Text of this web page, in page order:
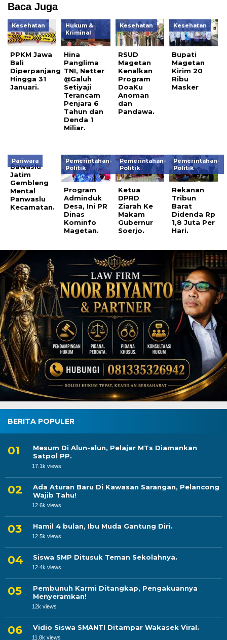
Baca Juga
Kesehatan
PPKM Jawa
Bali
Diperpanjang
Hingga 31
Januari.
Hukum &
Kriminal
Hina
Panglima
TNI, Netter
@Galuh
Setiyaji
Terancam
Penjara 6
Tahun dan
Denda 1
Miliar.
Kesehatan
RSUD
Magetan
Kenalkan
Program
DoaKu
Anoman
dan
Pandawa.
Kesehatan
Bupati
Magetan
Kirim 20
Ribu
Masker
Pariwara
Bawaslu
Jatim
Gembleng
Mental
Panwaslu
Kecamatan.
Pemerintahan-
Politik
Program
Adminduk
Desa, Ini PR
Dinas
Kominfo
Magetan.
Pemerintahan-
Politik
Ketua
DPRD
Ziarah Ke
Makam
Gubernur
Soerjo.
Pemerintahan-
Politik
Rekanan
Tribun
Barat
Didenda Rp
1,8 Juta Per
Hari.
BERITA POPULER
Mesum Di Alun-alun, Pelajar MTs Diamankan
Satpol PP.
17.1k views
Ada Aturan Baru Di Kawasan Sarangan, Pelancong
Wajib Tahu!
12.6k views
Hamil 4 bulan, Ibu Muda Gantung Diri.
12.5k views
Siswa SMP Ditusuk Teman Sekolahnya.
12.4k views
Pembunuh Karmi Ditangkap, Pengakuannya
Menyeramkan!
12k views
Vidio Siswa SMANTI Ditampar Wakasek Viral.
11.8k views